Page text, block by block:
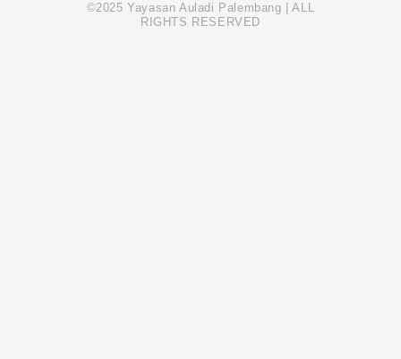
©2025 Yayasan Auladi Palembang | ALL
RIGHTS RESERVED